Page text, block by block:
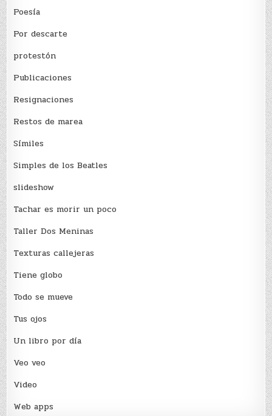
Poesía
Por descarte
protestón
Publicaciones
Resignaciones
Restos de marea
Sí­miles
Simples de los Beatles
slideshow
Tachar es morir un poco
Taller Dos Meninas
Texturas callejeras
Tiene globo
Todo se mueve
Tus ojos
Un libro por día
Veo veo
Video
Web apps